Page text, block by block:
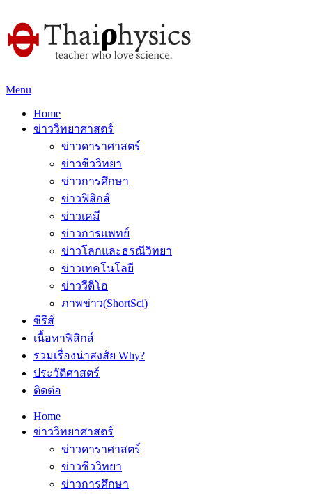
Menu
Home
ข่าววิทยาศาสตร์
ข่าวดาราศาสตร์
ข่าวชีววิทยา
ข่าวการศึกษา
ข่าวฟิสิกส์
ข่าวเคมี
ข่าวการแพทย์
ข่าวโลกและธรณีวิทยา
ข่าวเทคโนโลยี
ข่าววีดิโอ
ภาพข่าว(ShortSci)
ซีรีส์
เนื้อหาฟิสิกส์
รวมเรื่องน่าสงสัย Why?
ประวัติศาสตร์
ติดต่อ
Home
ข่าววิทยาศาสตร์
ข่าวดาราศาสตร์
ข่าวชีววิทยา
ข่าวการศึกษา